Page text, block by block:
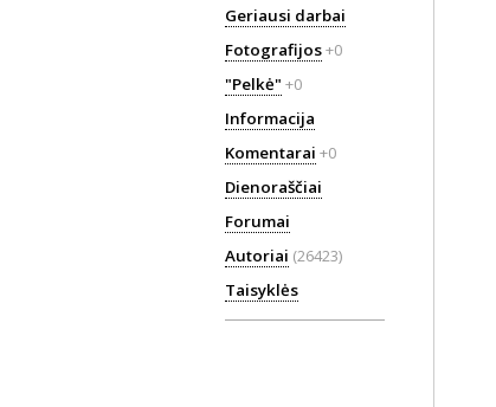
Geriausi darbai
Fotografijos+0
"Pelkė" +0
Informacija
Komentarai +0
Dienoraščiai
Forumai
Autoriai (26423)
Taisyklės